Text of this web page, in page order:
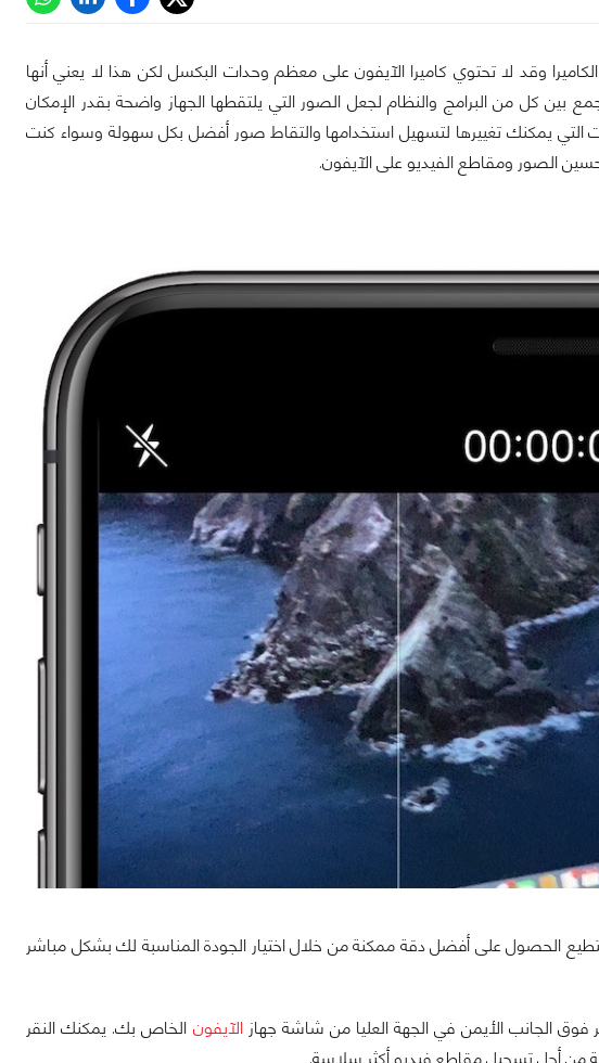
وقد لا تحتوي كاميرا الآيفون على معظم وحدات البكسل لكن هذا لا يعني أنها
كل من البرامج والنظام لجعل الصور التي يلتقطها الجهاز واضحة بقدر الإمكان
التي يمكنك تغييرها لتسهيل استخدامها والتقاط صور أفضل بكل سهولة وسواء كنت
الحصول على أفضل دقة ممكنة من خلال اختيار الجودة المناسبة لك بشكل مباشر
فوق الجانب الأيمن في الجهة العليا من شاشة جهازالآيفون الخاص بك. يمكنك النقر